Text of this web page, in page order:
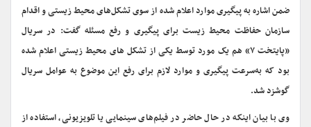
ضمن اشاره به پیگیری موارد اعلام شده از سوی تشکل‌های محیط زیستی و اقدام
سازمان حفاظت محیط زیست برای پیگیری و رفع مسئله گفت: در سریال
«پایتخت ۷» هم یک مورد توسط یکی از تشکل های محیط زیستی اعلام شده
بود که به‌سرعت پیگیری و موارد لازم برای رفع این موضوع به عوامل سریال
گوشزد شد.
وی با بیان اینکه در حال حاضر در فیلم‌های سینمایی یا تلویزیونی، استفاده از